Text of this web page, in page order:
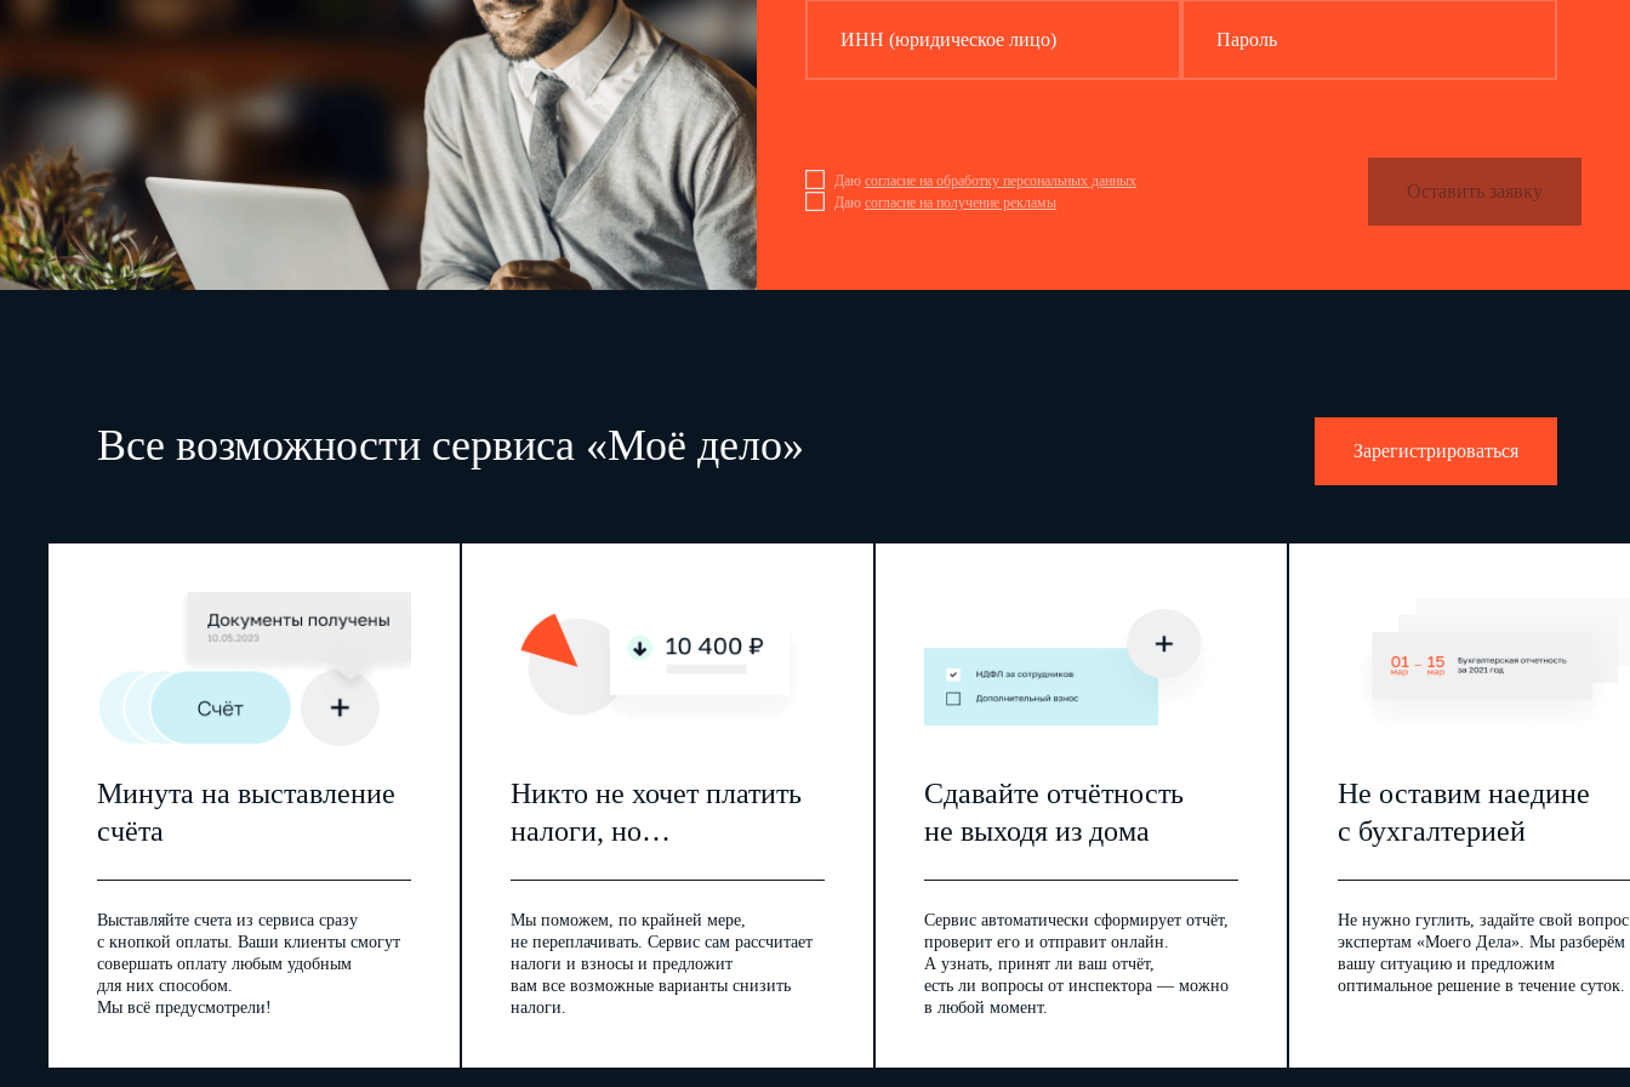
5.4.
Профессиональный статус
5.5.
Статус занятости …
Код 3.13
5.6.
Профессия (должность) … Код 3.14.
5.7. Стаж работы, при выполнении которой произошел несчастный случай
… , в том числе в данной организации
6.2. Опасные и (или) вредные производственные факторы: …
…
факторы со ссылкой на сведения, содержащиеся в протоколе осмотра места несчастного случая)
Оборудование, использование которого привело к несчастному случаю (при наличии):
7. Обстоятельства несчастного случая:
ИНН (юридическое лицо) Пароль
Даю согласие на обработку персональных данных
Даю согласие на получение рекламы
Оставить заявку
Все возможности сервиса «Моё дело» Зарегистрироваться
Минута на выставление
счёта
Выставляйте счета из сервиса сразу
с кнопкой оплаты. Ваши клиенты смогут
совершать оплату любым удобным
для них способом.
Мы всё предусмотрели!
Никто не хочет платить
налоги, но…
Мы поможем, по крайней мере,
не переплачивать. Сервис сам рассчитает
налоги и взносы и предложит
вам все возможные варианты снизить
налоги.
Сдавайте отчётность
не выходя из дома
Сервис автоматически сформирует отчёт,
проверит его и отправит онлайн.
А узнать, принят ли ваш отчёт,
есть ли вопросы от инспектора — можно
в любой момент.
Не оставим наедине
с бухгалтерией
Не нужно гуглить, задайте свой вопрос
экспертам «Моего Дела». Мы разберём
вашу ситуацию и предложим
оптимальное решение в течение суток.